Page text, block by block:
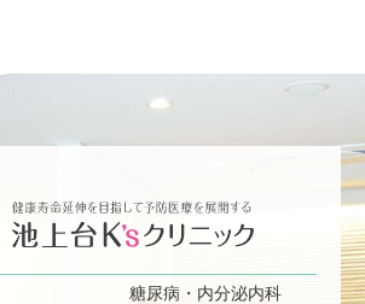
糖尿病・内分泌内科